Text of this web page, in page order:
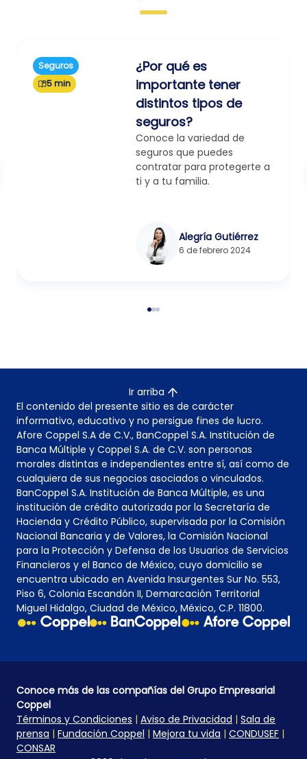
Seguros
5 min
¿Por qué es
importante tener
distintos tipos de
seguros?
Conoce la variedad de
seguros que puedes
contratar para protegerte a
ti y a tu familia.
Alegría Gutiérrez
6 de febrero 2024
Ir arriba
El contenido del presente sitio es de carácter
informativo, educativo y no persigue fines de lucro.
Afore Coppel S.A de C.V., BanCoppel S.A. Institución de
Banca Múltiple y Coppel S.A. de C.V. son personas
morales distintas e independientes entre sí, así como de
cualquiera de sus negocios asociados o vinculados.
BanCoppel S.A. Institución de Banca Múltiple, es una
institución de crédito autorizada por la Secretaría de
Hacienda y Crédito Público, supervisada por la Comisión
Nacional Bancaria y de Valores, la Comisión Nacional
para la Protección y Defensa de los Usuarios de Servicios
Financieros y el Banco de México, cuyo domicilio se
encuentra ubicado en Avenida Insurgentes Sur No. 553,
Piso 6, Colonia Escandón II, Demarcación Territorial
Miguel Hidalgo, Ciudad de México, México, C.P. 11800.
Conoce más de las compañías del Grupo Empresarial
Coppel
Términos y Condiciones | Aviso de Privacidad | Sala de
prensa | Fundación Coppel | Mejora tu vida | CONDUSEF |
CONSAR